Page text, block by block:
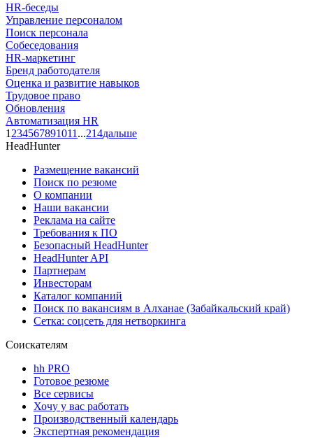
HR-беседы
Управление персоналом
Поиск персонала
Собеседования
HR-маркетинг
Бренд работодателя
Оценка и развитие навыков
Трудовое право
Обновления
Автоматизация HR
1 234567891011 ...214дальше
HeadHunter
Размещение вакансий
Поиск по резюме
О компании
Наши вакансии
Реклама на сайте
Требования к ПО
Безопасный HeadHunter
HeadHunter API
Партнерам
Инвесторам
Каталог компаний
Поиск по вакансиям в Алханае (Забайкальский край)
Сетка: соцсеть для нетворкинга
Соискателям
hh PRO
Готовое резюме
Все сервисы
Хочу у вас работать
Производственный календарь
Экспертная рекомендация